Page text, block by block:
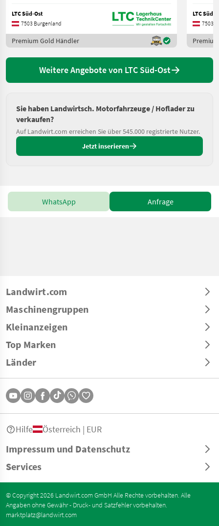
LTC Süd-Ost
7503 Burgenland
Premium Gold Händler
LTC Süd-
7503
Weitere Angebote von LTC Süd-Ost
Sie haben Landwirtsch. Motorfahrzeuge / Hoflader zu
verkaufen?
Auf Landwirt.com erreichen Sie über 545.000 registrierte Nutzer.
Jetzt inserieren
WhatsApp Anfrage
Landwirt.com
Maschinengruppen
Kleinanzeigen
Top Marken
Länder
Impressum und Datenschutz
Services
Hilfe Österreich | EUR
© Copyright 2026 Landwirt.com GmbH Alle Rechte vorbehalten. Alle
Angaben ohne Gewähr - Druck- und Satzfehler vorbehalten.
marktplatz@landwirt.com